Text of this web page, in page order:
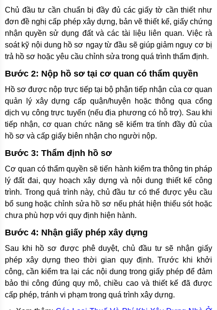
Chủ đầu tư cần chuẩn bị đầy đủ các giấy tờ cần thiết như
đơn đề nghị cấp phép xây dựng, bản vẽ thiết kế, giấy chứng
nhận quyền sử dụng đất và các tài liệu liên quan. Việc rà
soát kỹ nội dung hồ sơ ngay từ đầu sẽ giúp giảm nguy cơ bị
trả hồ sơ hoặc yêu cầu chỉnh sửa trong quá trình thẩm định.
Bước 2: Nộp hồ sơ tại cơ quan có thẩm quyền
Hồ sơ được nộp trực tiếp tại bộ phận tiếp nhận của cơ quan
quản lý xây dựng cấp quận/huyện hoặc thông qua cổng
dịch vụ công trực tuyến (nếu địa phương có hỗ trợ). Sau khi
tiếp nhận, cơ quan chức năng sẽ kiểm tra tính đầy đủ của
hồ sơ và cấp giấy biên nhận cho người nộp.
Bước 3: Thẩm định hồ sơ
Cơ quan có thẩm quyền sẽ tiến hành kiểm tra thông tin pháp
lý đất đai, quy hoạch xây dựng và nội dung thiết kế công
trình. Trong quá trình này, chủ đầu tư có thể được yêu cầu
bổ sung hoặc chỉnh sửa hồ sơ nếu phát hiện thiếu sót hoặc
chưa phù hợp với quy định hiện hành.
Bước 4: Nhận giấy phép xây dựng
Sau khi hồ sơ được phê duyệt, chủ đầu tư sẽ nhận giấy
phép xây dựng theo thời gian quy định. Trước khi khởi
công, cần kiểm tra lại các nội dung trong giấy phép để đảm
bảo thi công đúng quy mô, chiều cao và thiết kế đã được
cấp phép, tránh vi phạm trong quá trình xây dựng.